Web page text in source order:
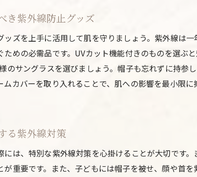
美白を目指すため
紫外線対策で美容
紫外線予防で健康的な
健康的な夏を迎え
健康的な肌を保つ
紫外線対策がもた
き紫外線防止グッズ
ズを上手に活用して肌を守りましょう。紫外線は
めの必需品です。UVカット機能付きのものを選ぶ
のサングラスを選びましょう。帽子も忘れずに持参
ムカバーを取り入れることで、肌への影響を最小限
る紫外線対策
には、特別な紫外線対策を心掛けることが大切です
が重要です。また、子どもには帽子を被せ、顔や首